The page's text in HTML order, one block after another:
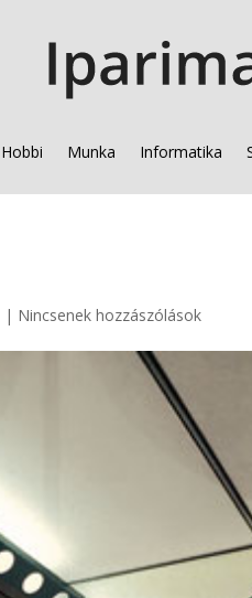
Hobbi Munka Informatika
| Nincsenek hozzászólások